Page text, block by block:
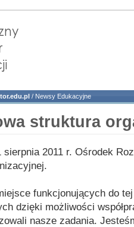
/ Newsy Edukacyjne
struktura
sierpnia 2011 r. Ośrodek
funkcjonujących do
dzięki możliwości
nasze zadania.